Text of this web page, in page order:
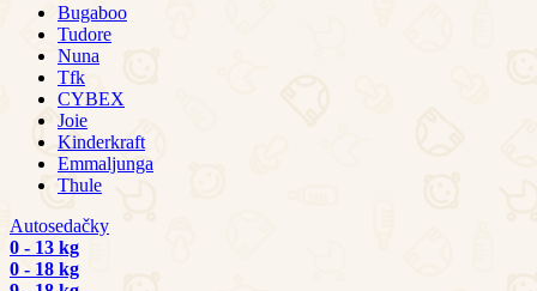
Bugaboo
Tudore
Nuna
Tfk
CYBEX
Joie
Kinderkraft
Emmaljunga
Thule
Autosedačky
0 - 13 kg
0 - 18 kg